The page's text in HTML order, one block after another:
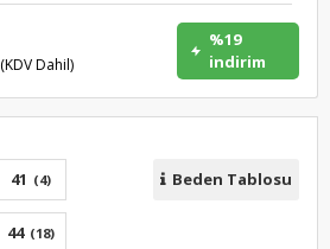
(KDV Dahil)
%19
indirim
41 (4)
44 (18)
Beden Tablosu